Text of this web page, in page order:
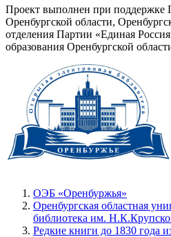
Проект выполнен при поддержке
Оренбургской области,
отделения Партии «Единая
образования Оренбургской
ОЭБ «Оренбуржья»
Оренбургская областная
библиотека им.
Редкие книги до 1830 года